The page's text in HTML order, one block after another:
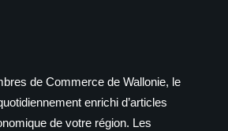
de Commerce de Wallonie, le
enrichi d’articles
de votre région. Les